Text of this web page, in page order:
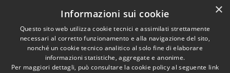
Dichiarazione di accessibilità
Copyright © 2026 • Comune di
×
Informazioni sui cookie
Questo sito web utilizza cookie tecnici e assimilati strettamente
necessari al corretto funzionamento e alla navigazione del sito,
nonché un cookie tecnico analitico al solo fine di elaborare
informazioni statistiche, aggregate e anonime.
Per maggiori dettagli, può consultare la cookie policy al seguente link